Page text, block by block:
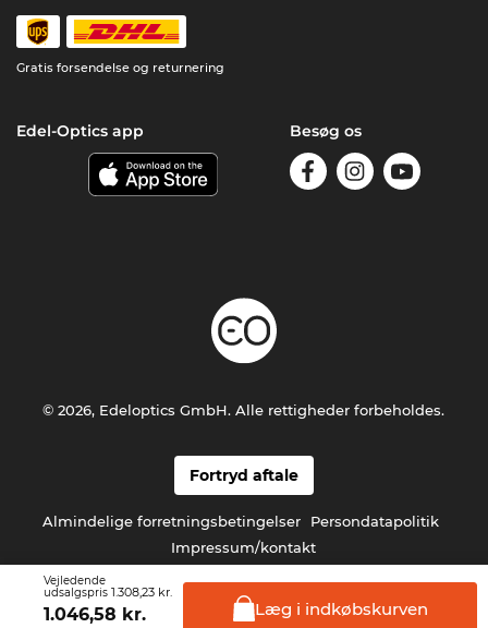
Vejledende
udsalgspris 1.308,23 kr.
1.046,58 kr. Læg i indkøbskurven
Gratis forsendelse og returnering
Edel-Optics app Besøg os
Fortryd aftale
Almindelige forretningsbetingelser
Persondatapolitik
Impressum/kontakt
© 2026, Edeloptics GmbH. Alle rettigheder forbeholdes.